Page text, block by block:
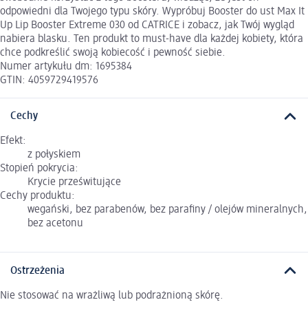
odpowiedni dla Twojego typu skóry. Wypróbuj Booster do ust Max It
Up Lip Booster Extreme 030 od CATRICE i zobacz, jak Twój wygląd
nabiera blasku. Ten produkt to must-have dla każdej kobiety, która
chce podkreślić swoją kobiecość i pewność siebie.
Numer artykułu dm: 1695384
GTIN: 4059729419576
Cechy
Efekt:
z połyskiem
Stopień pokrycia:
Krycie prześwitujące
Cechy produktu:
wegański, bez parabenów, bez parafiny / olejów mineralnych,
bez acetonu
Ostrzeżenia
Nie stosować na wrażliwą lub podrażnioną skórę.